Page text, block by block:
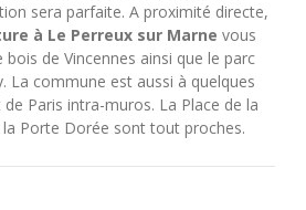
sera parfaite. A proximité directe,
à Le Perreux sur Marne vous
de Vincennes ainsi que le parc
La commune est aussi à quelques
Paris intra-muros. La Place de la
Porte Dorée sont tout proches.